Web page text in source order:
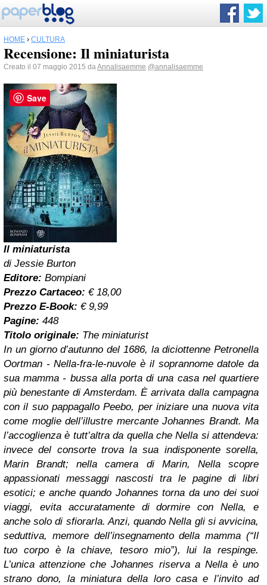
HOME › CULTURA
Recensione: Il miniaturista
Creato il 07 maggio 2015 daAnnalisaemme @annalisaemme
Il miniaturista
di Jessie Burton
Editore: Bompiani
Prezzo Cartaceo: € 18,00
Prezzo E-Book: € 9,99
Pagine: 448
Titolo originale: The miniaturist
In un giorno d’autunno del 1686, la diciottenne Petronella
Oortman - Nella-fra-le-nuvole è il soprannome datole da
sua mamma - bussa alla porta di una casa nel quartiere
più benestante di Amsterdam. È arrivata dalla campagna
con il suo pappagallo Peebo, per iniziare una nuova vita
come moglie dell’illustre mercante Johannes Brandt. Ma
l’accoglienza è tutt’altra da quella che Nella si attendeva:
invece del consorte trova la sua indisponente sorella,
Marin Brandt; nella camera di Marin, Nella scopre
appassionati messaggi nascosti tra le pagine di libri
esotici; e anche quando Johannes torna da uno dei suoi
viaggi, evita accuratamente di dormire con Nella, e
anche solo di sfiorarla. Anzi, quando Nella gli si avvicina,
seduttiva, memore dell’insegnamento della mamma (“Il
tuo corpo è la chiave, tesoro mio”), lui la respinge.
L’unica attenzione che Johannes riserva a Nella è uno
strano dono, la miniatura della loro casa e l’invito ad
Save